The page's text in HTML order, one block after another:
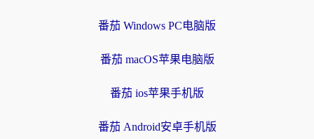
番茄 Windows PC电脑版
番茄 macOS苹果电脑版
番茄 ios苹果手机版
番茄 Android安卓手机版